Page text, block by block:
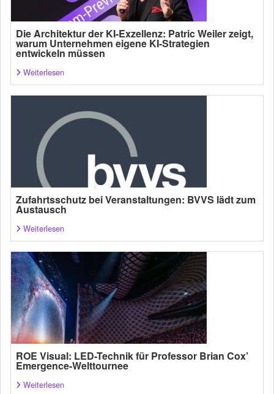
Die Architektur der KI-Exzellenz: Patric Weiler zeigt,
warum Unternehmen eigene KI-Strategien
entwickeln müssen
Weiterlesen
Zufahrtsschutz bei Veranstaltungen: BVVS lädt zum
Austausch
Weiterlesen
ROE Visual: LED-Technik für Professor Brian Cox’
Emergence-Welttournee
Weiterlesen